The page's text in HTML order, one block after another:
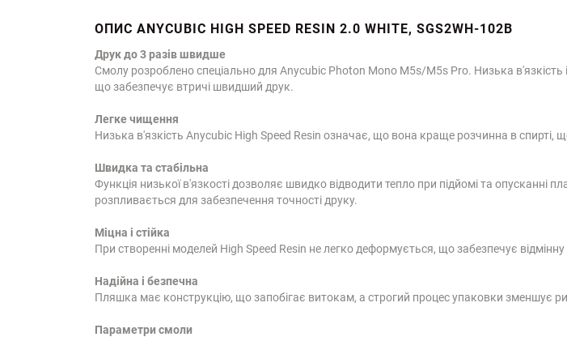
ОПИС ANYCUBIC HIGH SPEED RESIN 2.0 WHITE, SGS2WH-102B
Друк до 3 разів швидше
Смолу розроблено спеціально для Anycubic Photon Mono M5s/M5s Pro. Низька в'язкість
що забезпечує втричі швидший друк.
Легке чищення
Низька в'язкість Anycubic High Speed Resin означає, що вона краще розчинна в
Швидка та стабільна
Функція низької в'язкості дозволяє швидко відводити тепло при підйомі та
розпливається для забезпечення точності друку.
Міцна і стійка
При створенні моделей High Speed Resin не легко деформується, що забезпечує
Надійна і безпечна
Пляшка має конструкцію, що запобігає витокам, а строгий процес упаковки зменшує
Параметри смоли